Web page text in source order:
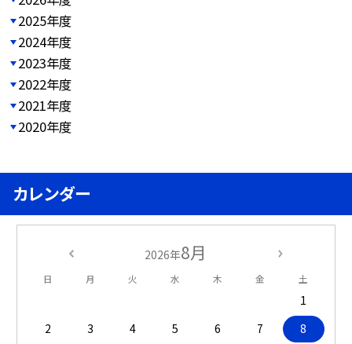
2025年度
2024年度
2023年度
2022年度
2021年度
2020年度
カレンダー
2026年8月
日 月 火 水 木 金 土
1
2
3 4 5 6 7
8